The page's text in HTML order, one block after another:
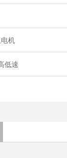
机
低速